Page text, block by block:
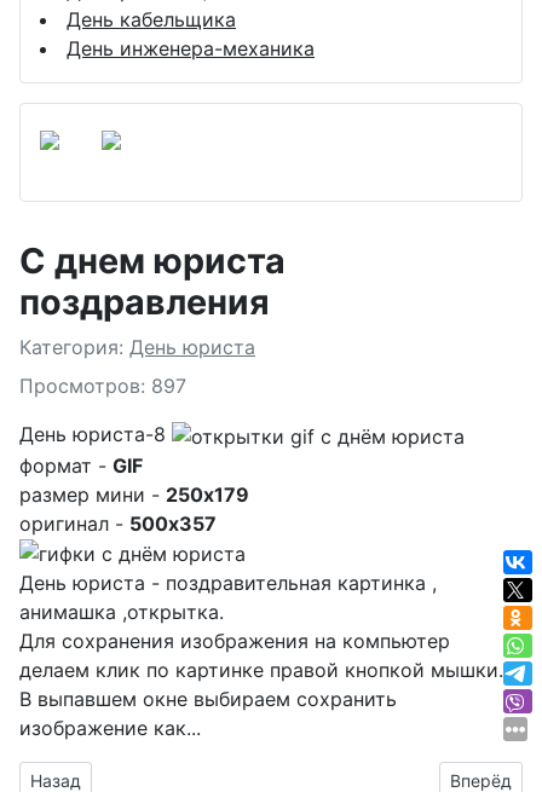
День кабельщика
День инженера-механика
С днем юриста
поздравления
Подробности
Категория: День юриста
Просмотров: 897
День юриста-8
формат - GIF
размер мини - 250x179
оригинал - 500x357
День юриста - поздравительная картинка ,
анимашка ,открытка.
Для сохранения изображения на компьютер
делаем клик по картинке правой кнопкой мышки.
В выпавшем окне выбираем сохранить
изображение как...
Предыдущий материал: С днем юриста картинки
Назад Вперёд